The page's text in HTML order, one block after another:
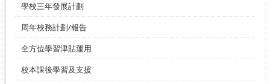
學校三年發展計劃
周年校務計劃/報告
全方位學習津貼運用
校本課後學習及支援